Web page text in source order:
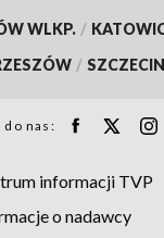
WLKP. /
/ SZCZECIN
do nas:
informacji TVP
o nadawcy